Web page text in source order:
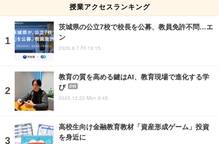
授業アクセスランキング
茨城県の公立7校で校長を公募、教員免許不問…エ
ン
2026.8.7 Fri 19:15
教育の質を高める鍵はAI、教育現場で進化する学
び
PR
2025.12.22 Mon 9:45
高校生向け金融教育教材「資産形成ゲーム」投資
を身近に